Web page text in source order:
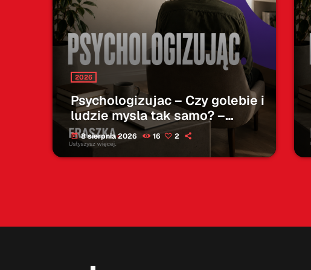
2026
Psychologizujac – Czy golebie i
ludzie mysla tak samo? –
08.08.2026
today 8 sierpnia 2026 16 2